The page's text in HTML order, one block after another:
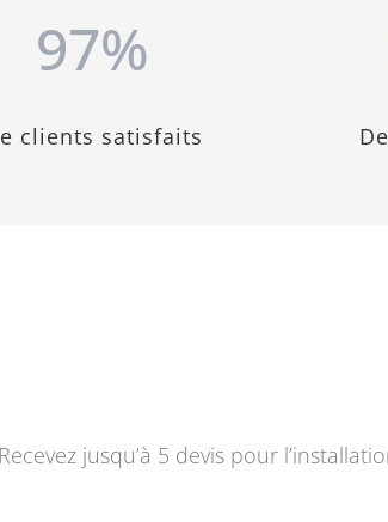
97%
clients satisfaits
Recevez jusqu’à 5 devis pour